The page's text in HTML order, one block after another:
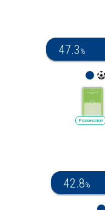
47.3 %
Possession
42.8%